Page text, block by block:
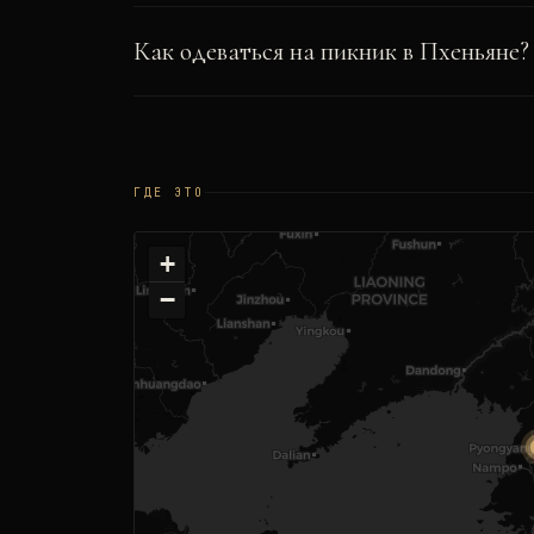
Как одеваться на пикник в Пхеньяне?
ГДЕ ЭТО
+
−